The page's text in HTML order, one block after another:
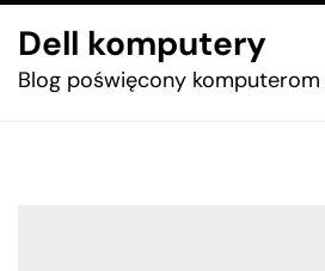
the
Dell komputery
Blog poświęcony komputerom